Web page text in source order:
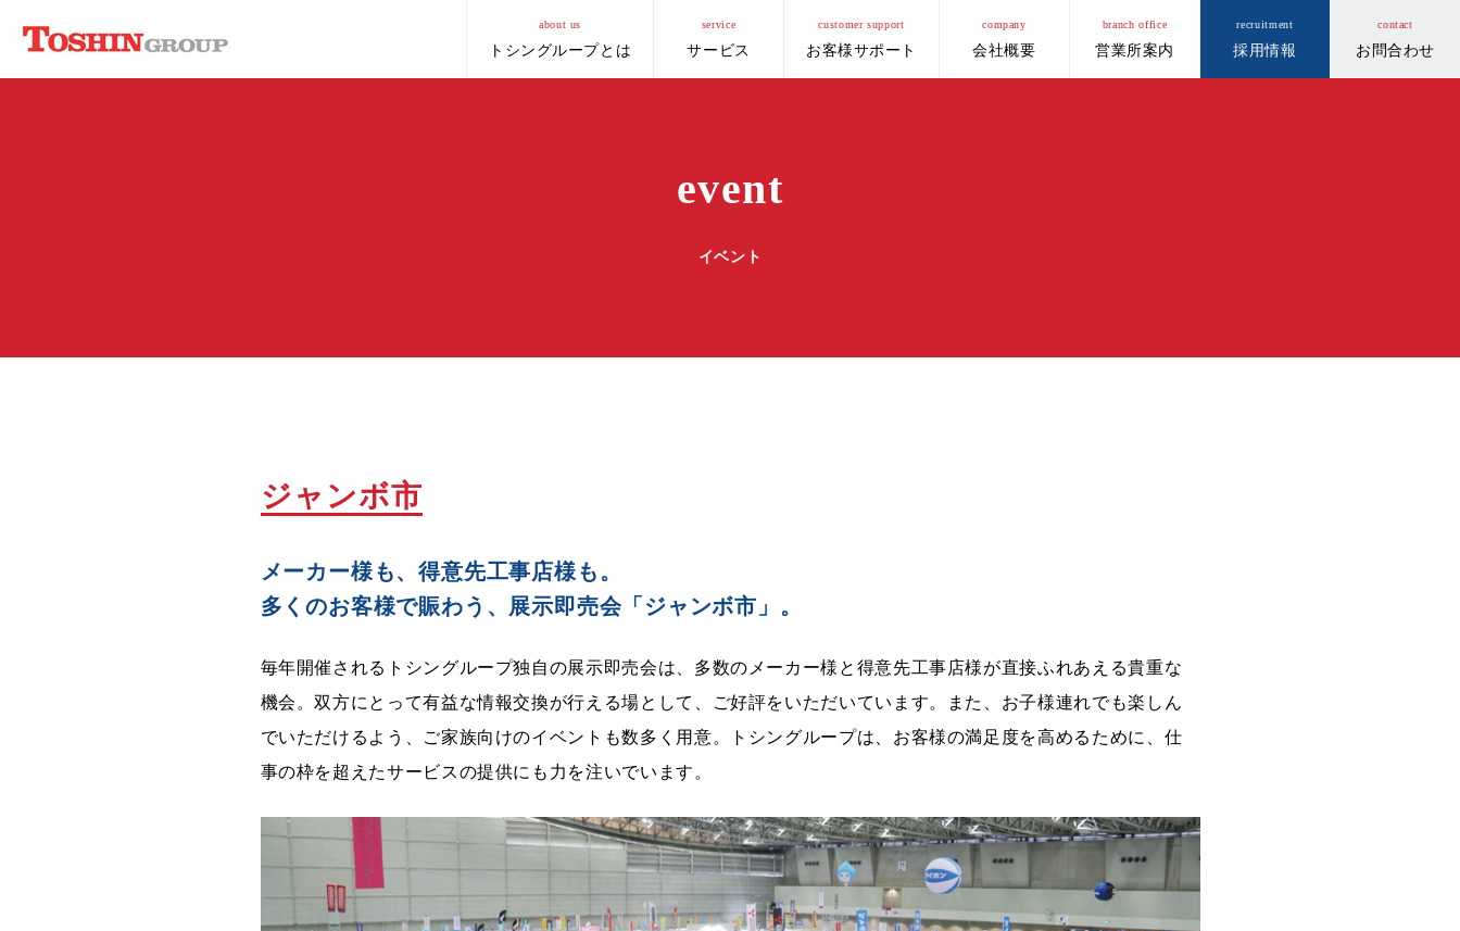
about us
トシングループとは
service
サービス
customer support
お客様サポート
company
会社概要
branch office
営業所案内
recruitment
採用情報
contact
お問合わせ
event
イベント
ジャンボ市
メーカー様も、得意先工事店様も。
多くのお客様で賑わう、展示即売会「ジャンボ市」。
毎年開催されるトシングループ独自の展示即売会は、多数のメーカー様と得意先工事店様が直接ふれあえる貴重な
機会。双方にとって有益な情報交換が行える場として、ご好評をいただいています。また、お子様連れでも楽しん
でいただけるよう、ご家族向けのイベントも数多く用意。トシングループは、お客様の満足度を高めるために、仕
事の枠を超えたサービスの提供にも力を注いでいます。